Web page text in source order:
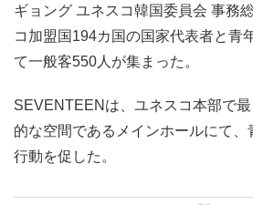
ギョング ユネスコ韓国委員会 事務
コ加盟国194カ国の国家代表者と青
て一般客550人が集まった。
SEVENTEENは、ユネスコ本部で
的な空間であるメインホールにて
行動を促した。